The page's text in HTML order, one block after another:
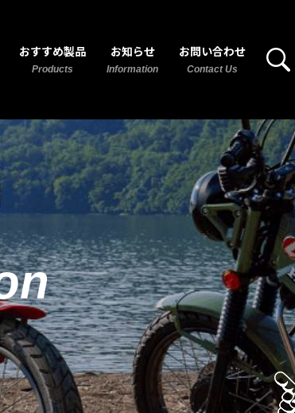
おすすめ製品
Products
お知らせ
Information
お問い合わせ
Contact Us